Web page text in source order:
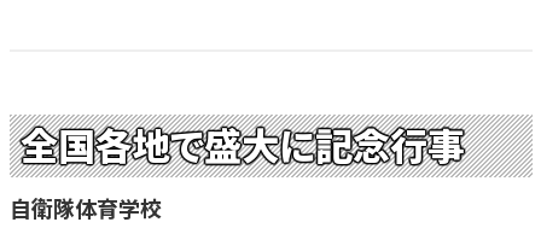
全国各地で盛大に記念行事
自衛隊体育学校